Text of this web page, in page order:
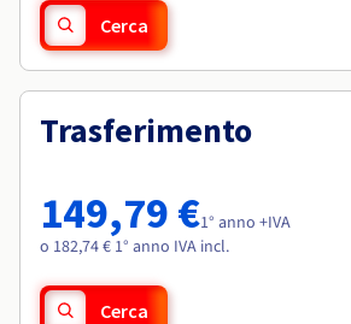
Cerca
Trasferimento
149,79 €1° anno +IVA
o 182,74 € 1° anno IVA incl.
Cerca